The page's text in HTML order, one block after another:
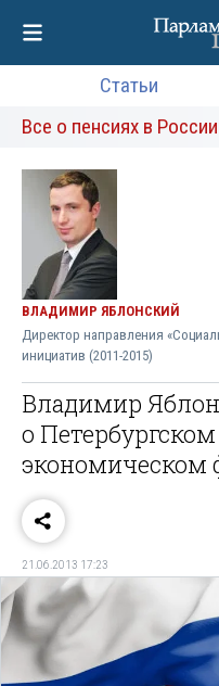
Статьи
Все о пенсиях в России
ВЛАДИМИР ЯБЛОНСКИЙ
Директор направления
инициатив (2011-2015)
Владимир
о
экономическом
21.06.2013 17:23